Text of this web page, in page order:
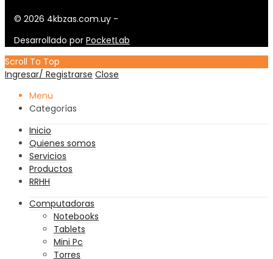
© 2026 4kbzas.com.uy -
Desarrollado por PocketLab
Scroll To Top
Ingresar/ Registrarse Close
Menu
Categorías
Inicio
Quienes somos
Servicios
Productos
RRHH
Computadoras
Notebooks
Tablets
Mini Pc
Torres